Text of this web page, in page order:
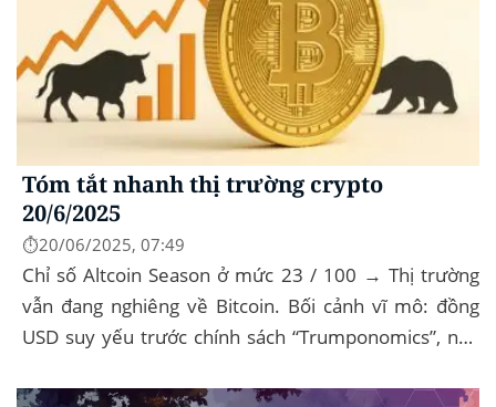
Tóm tắt nhanh thị trường crypto
20/6/2025
⏱️20/06/2025, 07:49
Chỉ số Altcoin Season ở mức 23 / 100 → Thị trường
vẫn đang nghiêng về Bitcoin. Bối cảnh vĩ mô: đồng
USD suy yếu trước chính sách “Trumponomics”, nhà